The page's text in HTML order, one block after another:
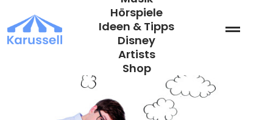
Inhalt
springen
Hörspiele
Ideen & Tipps
Disney
Artists
Shop